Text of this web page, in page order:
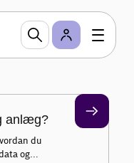
inspiration til at
med ESG
anlæg?
du
og